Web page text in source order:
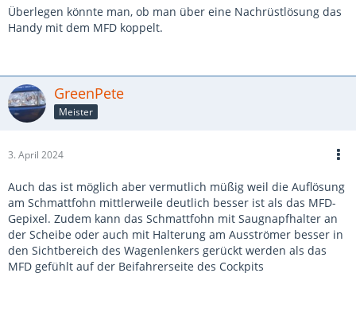
Überlegen könnte man, ob man über eine Nachrüstlösung das
Handy mit dem MFD koppelt.
GreenPete
Meister
3. April 2024
Auch das ist möglich aber vermutlich müßig weil die Auflösung
am Schmattfohn mittlerweile deutlich besser ist als das MFD-
Gepixel. Zudem kann das Schmattfohn mit Saugnapfhalter an
der Scheibe oder auch mit Halterung am Ausströmer besser in
den Sichtbereich des Wagenlenkers gerückt werden als das
MFD gefühlt auf der Beifahrerseite des Cockpits